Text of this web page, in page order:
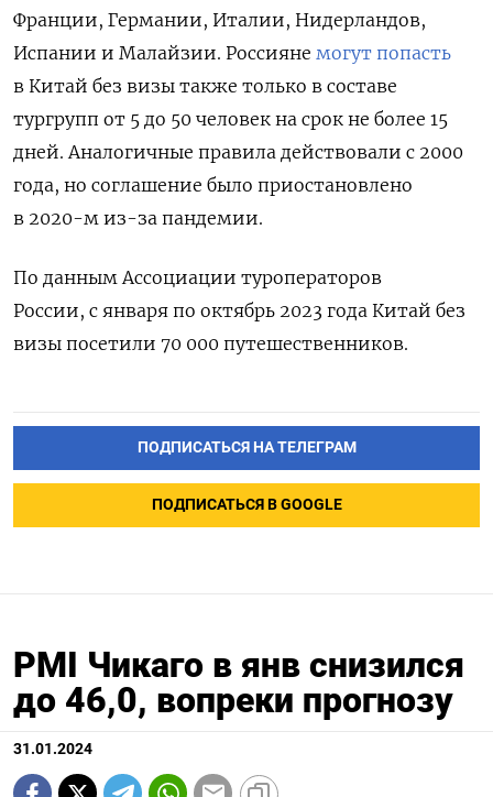
Франции, Германии, Италии, Нидерландов,
Испании и Малайзии. Россияне могут попасть
в Китай без визы также только в составе
тургрупп от 5 до 50 человек на срок не более 15
дней. Аналогичные правила действовали с 2000
года, но соглашение было приостановлено
в 2020-м из-за пандемии.
По данным Ассоциации туроператоров
России, с января по октябрь 2023 года Китай без
визы посетили 70 000 путешественников.
ПОДПИСАТЬСЯ НА ТЕЛЕГРАМ
ПОДПИСАТЬСЯ В GOOGLE
PMI Чикаго в янв снизился
до 46,0, вопреки прогнозу
31.01.2024